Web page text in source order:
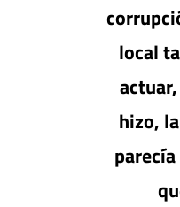
local
hizo,